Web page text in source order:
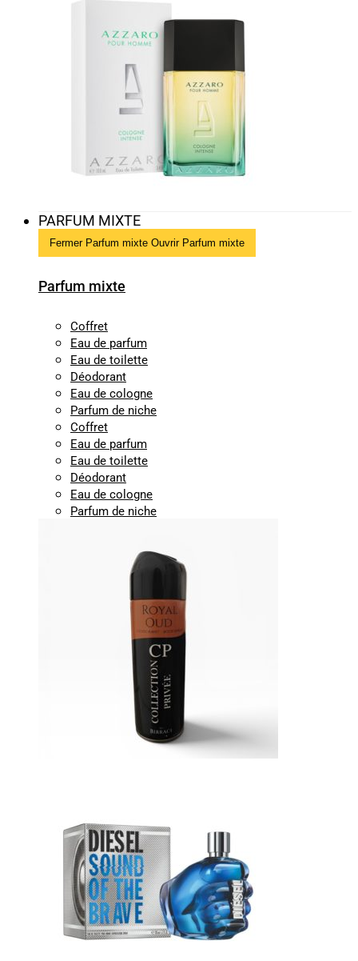
PARFUM MIXTE
Fermer Parfum mixte Ouvrir Parfum mixte
Parfum mixte
Coffret
Eau de parfum
Eau de toilette
Déodorant
Eau de cologne
Parfum de niche
Coffret
Eau de parfum
Eau de toilette
Déodorant
Eau de cologne
Parfum de niche